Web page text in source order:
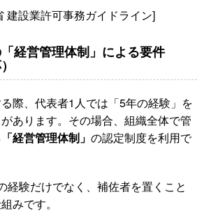
建設業許可事務ガイドライン]
経営管理体制」による要件
際、代表者1人では「5年の経験」を
あります。その場合、組織全体で管
「経営管理体制」 の認定制度を利用で
経験だけでなく、補佐者を置くこと
みです。